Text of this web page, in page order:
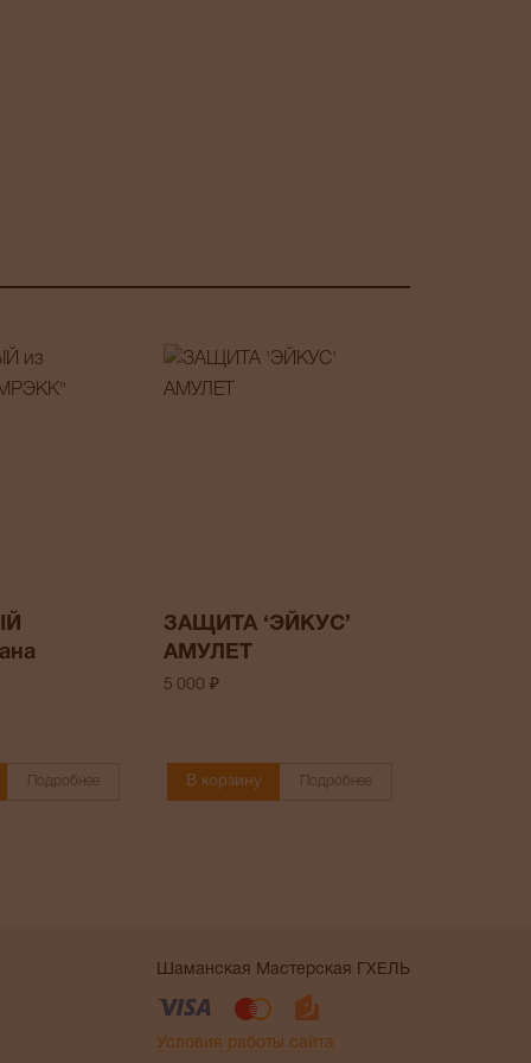
Подробнее
ЗАЩИТА ‘ЭЙКУС’
АМУЛЕТ
5 000 ₽
В корзину Подробнее
Шаманская Мастерская ГХЕЛЬ
Условия работы сайта